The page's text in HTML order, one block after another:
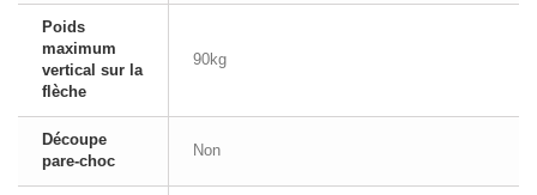
Poids
maximum
vertical sur la
flèche
90kg
Découpe
pare-choc
Non